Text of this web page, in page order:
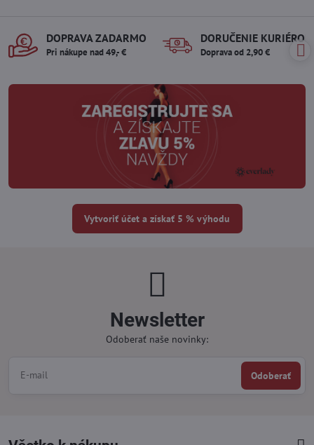
DOPRAVA ZADARMO
Pri nákupe nad 49,- €
DORUČENIE KURIÉROM
Doprava od 2,90 €
Vytvoriť účet a získať 5 % výhodu
Newsletter
Odoberať naše novinky:
Odoberať